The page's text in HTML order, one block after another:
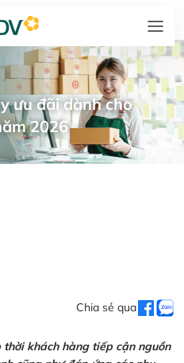
ưu đãi dành cho
2026
Chia sẻ qua
khách hàng tiếp cận nguồn